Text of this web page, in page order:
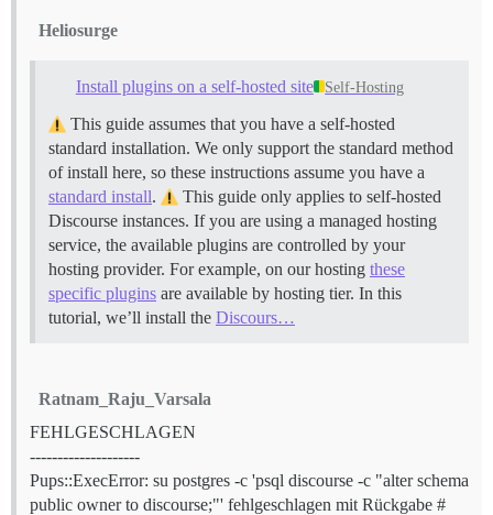
Heliosurge
Install plugins on a self-hosted site Self-Hosting
This guide assumes that you have a self-hosted
standard installation. We only support the standard method
of install here, so these instructions assume you have a
standard install.
This guide only applies to self-hosted
Discourse instances. If you are using a managed hosting
service, the available plugins are controlled by your
hosting provider. For example, on our hosting these
specific plugins are available by hosting tier. In this
tutorial, we’ll install the Discours…
Ratnam_Raju_Varsala
FEHLGESCHLAGEN
--------------------
Pups::ExecError: su postgres -c 'psql discourse -c "alter schema
public owner to discourse;"' fehlgeschlagen mit Rückgabe #